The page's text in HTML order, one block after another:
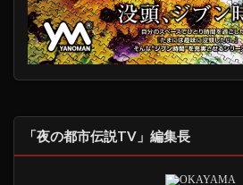
「夜の都市伝説TV」編集長